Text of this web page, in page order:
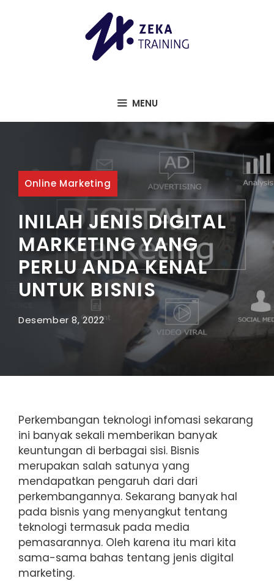
MENU
Online Marketing
INILAH JENIS DIGITAL
MARKETING YANG
PERLU ANDA KENAL
UNTUK BISNIS
Desember 8, 2022
Perkembangan teknologi infomasi sekarang
ini banyak sekali memberikan banyak
keuntungan di berbagai sisi. Bisnis
merupakan salah satunya yang
mendapatkan pengaruh dari dari
perkembangannya. Sekarang banyak hal
pada bisnis yang menyangkut tentang
teknologi termasuk pada media
pemasarannya. Oleh karena itu mari kita
sama-sama bahas tentang jenis digital
marketing.